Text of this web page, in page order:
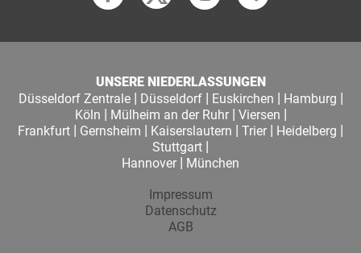
UNSERE NIEDERLASSUNGEN
Düsseldorf Zentrale| Düsseldorf| Euskirchen | Hamburg |
Köln | Mülheim an der Ruhr| Viersen |
Frankfurt | Gernsheim | Kaiserslautern | Trier | Heidelberg |
Stuttgart |
Hannover | München
Impressum
Datenschutz
AGB